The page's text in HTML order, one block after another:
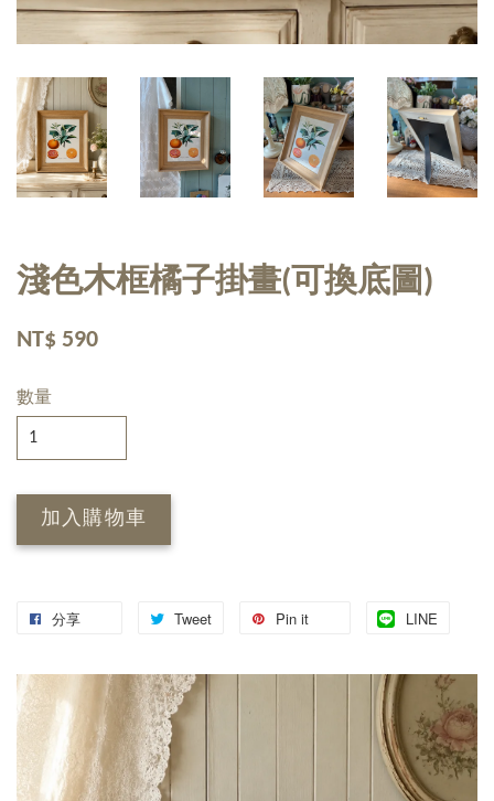
淺色木框橘子掛畫(可換底圖)
NT$ 590
數量
加入購物車
分享 Tweet Pin it LINE